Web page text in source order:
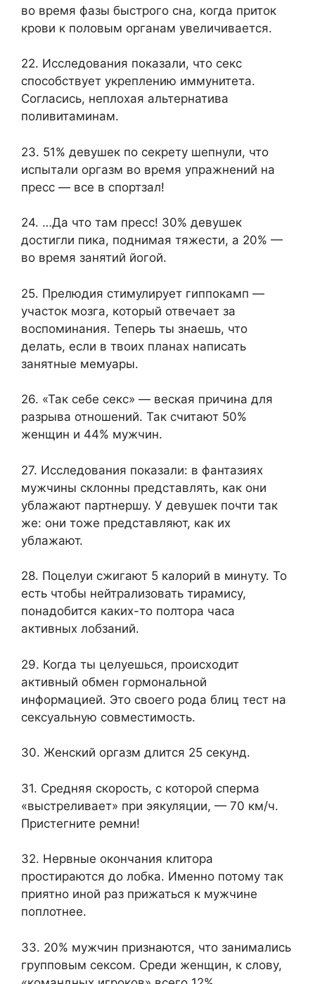
во время фазы быстрого сна, когда приток
крови к половым органам увеличивается.
22. Исследования показали, что секс
способствует укреплению иммунитета.
Согласись, неплохая альтернатива
поливитаминам.
23. 51% девушек по секрету шепнули, что
испытали оргазм во время упражнений на
пресс — все в спортзал!
24. …Да что там пресс! 30% девушек
достигли пика, поднимая тяжести, а 20% —
во время занятий йогой.
25. Прелюдия стимулирует гиппокамп —
участок мозга, который отвечает за
воспоминания. Теперь ты знаешь, что
делать, если в твоих планах написать
занятные мемуары.
26. «Так себе секс» — веская причина для
разрыва отношений. Так считают 50%
женщин и 44% мужчин.
27. Исследования показали: в фантазиях
мужчины склонны представлять, как они
ублажают партнершу. У девушек почти так
же: они тоже представляют, как их
ублажают.
28. Поцелуи сжигают 5 калорий в минуту. То
есть чтобы нейтрализовать тирамису,
понадобится каких-то полтора часа
активных лобзаний.
29. Когда ты целуешься, происходит
активный обмен гормональной
информацией. Это своего рода блиц тест на
сексуальную совместимость.
30. Женский оргазм длится 25 секунд.
31. Средняя скорость, с которой сперма
«выстреливает» при эякуляции, — 70 км/ч.
Пристегните ремни!
32. Нервные окончания клитора
простираются до лобка. Именно потому так
приятно иной раз прижаться к мужчине
поплотнее.
33. 20% мужчин признаются, что занимались
групповым сексом. Среди женщин, к слову,